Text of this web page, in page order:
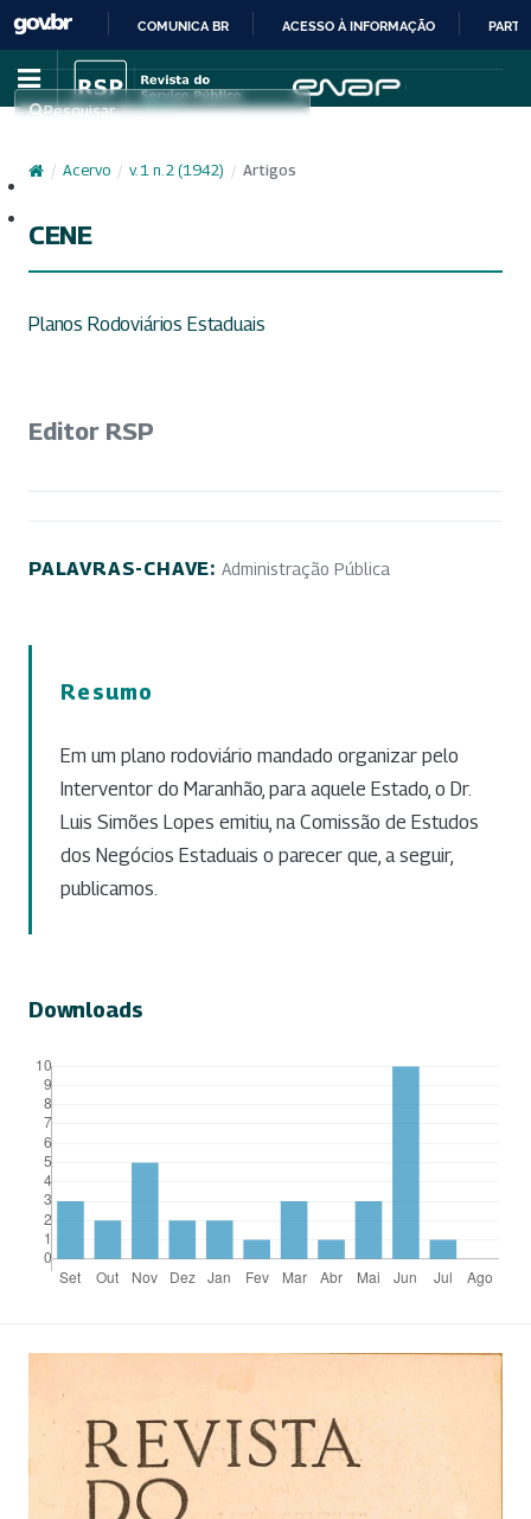
IR
PARA
CONTEÚDO
COMUNICA BR ACESSO À INFORMAÇÃO
Pesquisar
/ Acervo / v. 1 n. 2 (1942) / Artigos
CENE
Planos Rodoviários Estaduais
Editor RSP
PALAVRAS-CHAVE: Administração Pública
Resumo
Em um plano rodoviário mandado organizar pelo
Interventor do Maranhão, para aquele Estado, o Dr.
Luis Simões Lopes emitiu, na Comissão de Estudos
dos Negócios Estaduais o parecer que, a seguir,
publicamos.
Downloads